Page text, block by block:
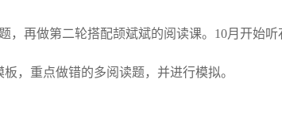
，再做第二轮搭配颉斌斌的阅读课。10月开始听
，重点做错的多阅读题，并进行模拟。